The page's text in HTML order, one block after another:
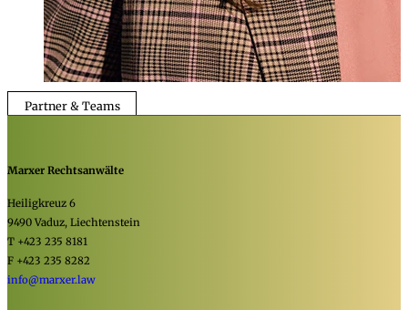
Partner & Teams
Marxer Rechtsanwälte
Heiligkreuz 6
9490 Vaduz, Liechtenstein
T +423 235 8181
F +423 235 8282
info@marxer.law